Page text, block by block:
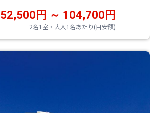
2名1室・大人1名あたり(目安額)
52,500円 ～ 104,700円